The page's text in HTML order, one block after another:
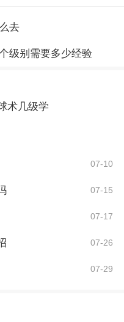
去
级别需要多少经验
术几级学
07-10
07-15
07-17
07-26
07-29